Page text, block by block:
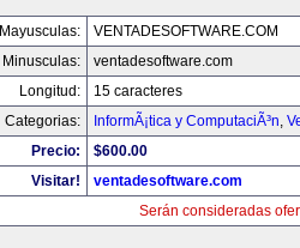
Mayusculas:
VENTADESOFTWARE.COM
Minusculas:
ventadesoftware.com
Longitud:
15 caracteres
Categorias:
InformÃ¡tica y ComputaciÃ³n,
Precio:
$600.00
Visitar!
ventadesoftware.com
Serán consideradas